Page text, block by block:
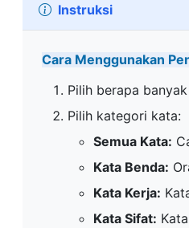
Instruksi
Cara Menggunakan
Pilih berapa
Pilih kategori kata:
Semua Kata:
Kata Benda:
Kata Kerja:
Kata Sifat: